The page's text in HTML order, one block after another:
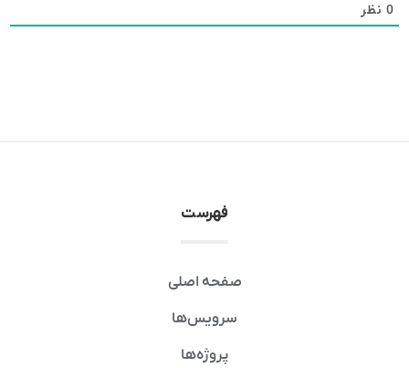
0 نظر
فهرست
صفحه اصلی
سرویس‌ها
پروژه‌ها